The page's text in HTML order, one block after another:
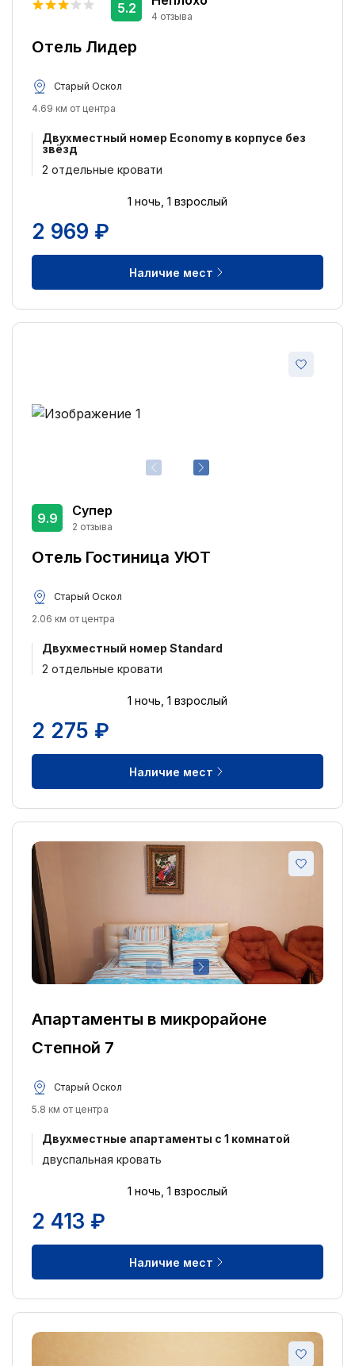
Отель Лидер
4 отзыва
5.2
Старый Оскол
4.69 км от центра
Двухместный номер Economy в корпусе без
звёзд
2 отдельные кровати
1 ночь, 1 взрослый
2 969 ₽
Наличие мест
Отель Гостиница УЮТ
Супер
2 отзыва
9.9
Старый Оскол
2.06 км от центра
Двухместный номер Standard
2 отдельные кровати
1 ночь, 1 взрослый
2 275 ₽
Наличие мест
Апартаменты в микрорайоне
Степной 7
Старый Оскол
5.8 км от центра
Двухместные апартаменты c 1 комнатой
двуспальная кровать
1 ночь, 1 взрослый
2 413 ₽
Наличие мест